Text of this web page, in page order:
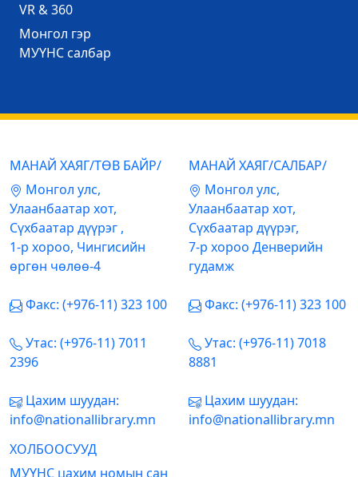
VR & 360
Mонгол гэр
МУҮНС салбар
МАНАЙ ХАЯГ/ТӨВ БАЙР/
Mонгол улс,
Улаанбаатар хот,
Сүхбаатар дүүрэг ,
1-р хороо, Чингисийн
өргөн чөлөө-4
Факс: (+976-11) 323 100
Утас: (+976-11) 7011
2396
Цахим шуудан:
info@nationallibrary.mn
МАНАЙ ХАЯГ/САЛБАР/
Mонгол улс,
Улаанбаатар хот,
Сүхбаатар дүүрэг,
7-р хороо Денверийн
гудамж
Факс: (+976-11) 323 100
Утас: (+976-11) 7018
8881
Цахим шуудан:
info@nationallibrary.mn
ХОЛБООСУУД
МУҮНС цахим номын сан